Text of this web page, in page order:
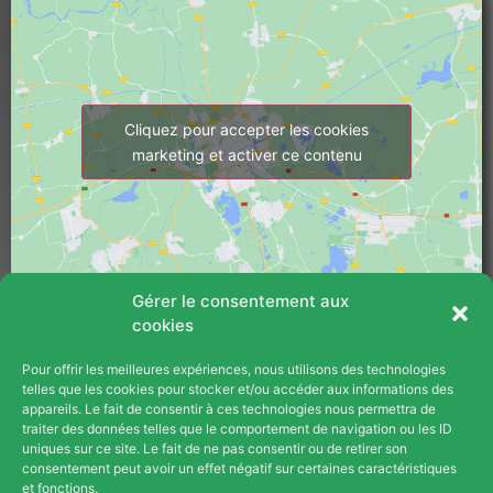
Gérer le consentement aux
cookies
Pour offrir les meilleures expériences, nous utilisons des technologies
telles que les cookies pour stocker et/ou accéder aux informations des
appareils. Le fait de consentir à ces technologies nous permettra de
traiter des données telles que le comportement de navigation ou les ID
uniques sur ce site. Le fait de ne pas consentir ou de retirer son
consentement peut avoir un effet négatif sur certaines caractéristiques
et fonctions.
Cliquez pour accepter les cookies
marketing et activer ce contenu
PLAN DU SITE
Blog
Contact